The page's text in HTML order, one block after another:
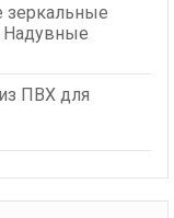
Надувные
ПВХ для